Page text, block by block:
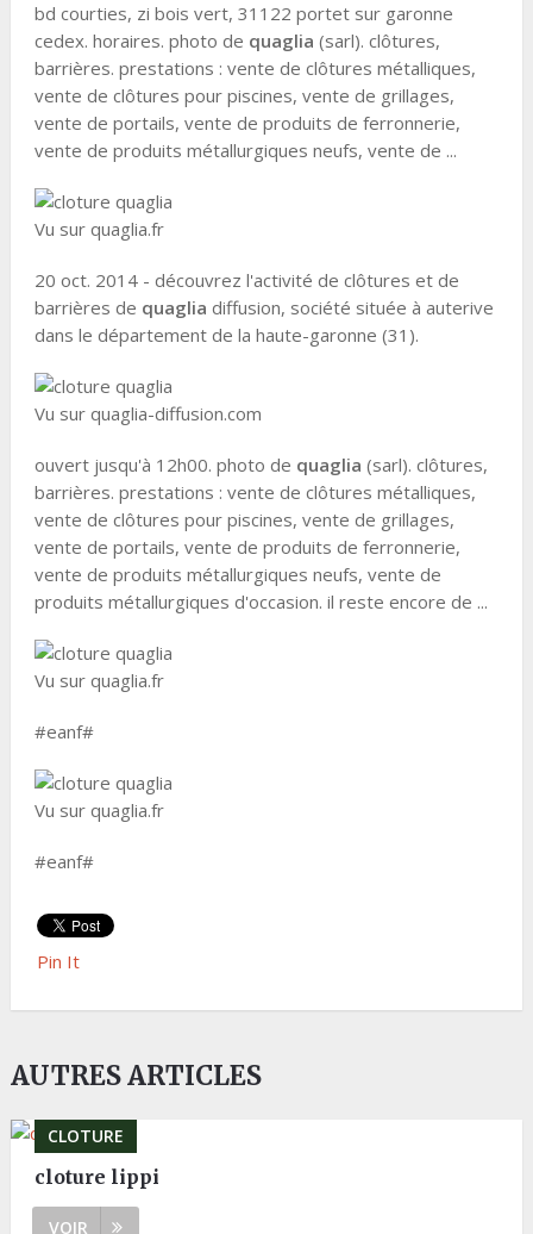
bd courties, zi bois vert, 31122 portet sur garonne
cedex. horaires. photo de quaglia (sarl). clôtures,
barrières. prestations : vente de clôtures métalliques,
vente de clôtures pour piscines, vente de grillages,
vente de portails, vente de produits de ferronnerie,
vente de produits métallurgiques neufs, vente de ...
Vu sur quaglia.fr
20 oct. 2014 - découvrez l'activité de clôtures et de
barrières de quaglia diffusion, société située à auterive
dans le département de la haute-garonne (31).
Vu sur quaglia-diffusion.com
ouvert jusqu'à 12h00. photo de quaglia (sarl). clôtures,
barrières. prestations : vente de clôtures métalliques,
vente de clôtures pour piscines, vente de grillages,
vente de portails, vente de produits de ferronnerie,
vente de produits métallurgiques neufs, vente de
produits métallurgiques d'occasion. il reste encore de ...
Vu sur quaglia.fr
#eanf#
Vu sur quaglia.fr
#eanf#
Pin It
AUTRES ARTICLES
CLOTURE
cloture lippi
VOIR